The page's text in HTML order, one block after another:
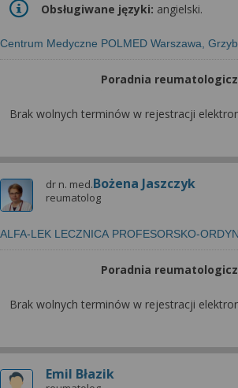
Centrum Medyczne POLMED Warszawa,
Obsługiwane języki: angielski.
Poradnia
Brak wolnych terminów w rejestracji
dr n. med.Bożena Jaszczyk
reumatolog
ALFA-LEK LECZNICA PROFESORSKO-
Poradnia
Brak wolnych terminów w rejestracji
Emil Błazik